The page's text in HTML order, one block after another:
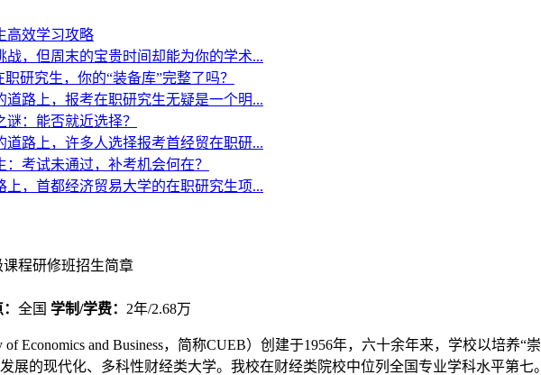
高效学习攻略
，但周末的宝贵时间却能为你的学术...
研究生，你的“装备库”完整了吗？
路上，报考在职研究生无疑是一个明...
：能否就近选择？
路上，许多人选择报考首经贸在职研...
考试未通过，补考机会何在？
，首都经济贸易大学的在职研究生项...
程研修班招生简章
全国 学制/学费： 2年/2.68万
Economics and Business，简称CUEB）创建于1956年，六十余年来，学校以培
展的现代化、多科性财经类大学。我校在财经类院校中位列全国专业学科水平第七。